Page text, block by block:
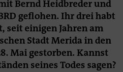
Bernd Heidbreder und
geflohen. Ihr drei habt
seit einigen Jahren am
Stadt Merida in den
Mai gestorben. Kannst
seines Todes sagen?